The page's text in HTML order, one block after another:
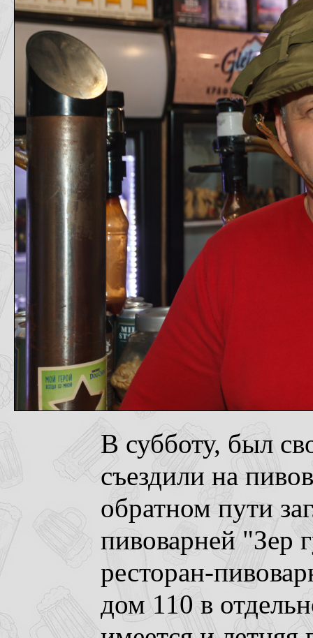
В субботу, был
съездили на
обратном пути
пивоварней "Зер
ресторан-
дом 110 в